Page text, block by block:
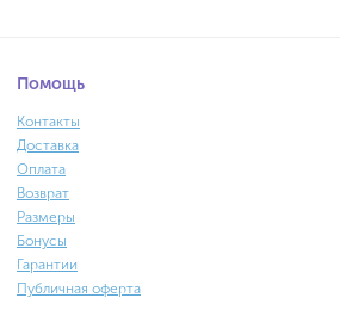
Помощь
Контакты
Доставка
Оплата
Возврат
Размеры
Бонусы
Гарантии
Публичная оферта